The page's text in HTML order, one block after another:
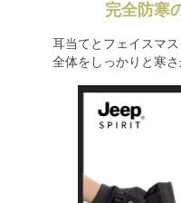
完全防寒
耳当てとフェイスマ
全体をしっかりと寒さ